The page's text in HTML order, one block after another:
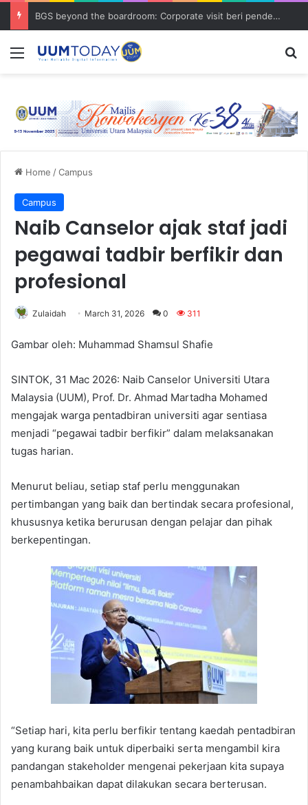
BGS beyond the boardroom: Corporate visit beri pendedahan dunia korporat kepada PELAJAR UUM
Menu
Home /Campus
Campus
Naib Canselor ajak staf jadi
pegawai tadbir berfikir dan
profesional
Zulaidah March 31, 2026 0 311
Gambar oleh: Muhammad Shamsul Shafie
SINTOK, 31 Mac 2026: Naib Canselor Universiti Utara
Malaysia (UUM), Prof. Dr. Ahmad Martadha Mohamed
mengajak warga pentadbiran universiti agar sentiasa
menjadi “pegawai tadbir berfikir” dalam melaksanakan
tugas harian.
Menurut beliau, setiap staf perlu menggunakan
pertimbangan yang baik dan bertindak secara profesional,
khususnya ketika berurusan dengan pelajar dan pihak
berkepentingan.
“Setiap hari, kita perlu berfikir tentang kaedah pentadbiran
yang kurang baik untuk diperbaiki serta mengambil kira
pandangan stakeholder mengenai pekerjaan kita supaya
penambahbaikan dapat dilakukan secara berterusan.